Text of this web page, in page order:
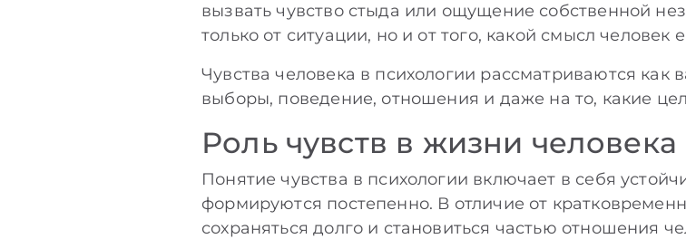
вызвать чувство стыда или ощущение собственной
только от ситуации, но и от того, какой смысл человек
Чувства человека в психологии рассматриваются как
выборы, поведение, отношения и даже на то, какие
Роль чувств в жизни человека
Понятие чувства в психологии включает в себя
формируются постепенно. В отличие от
сохраняться долго и становиться частью отношения